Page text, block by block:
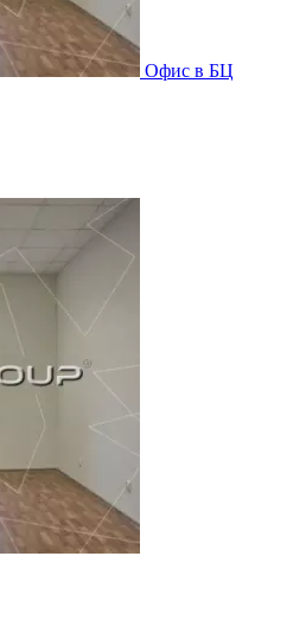
Офис в БЦ